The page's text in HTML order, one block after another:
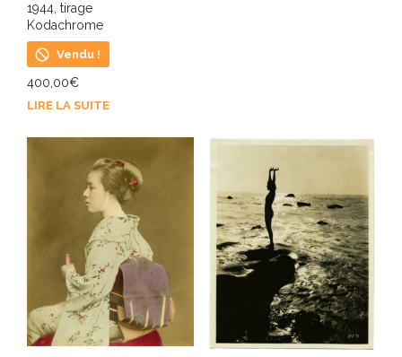
1944, tirage
Kodachrome
Vendu !
400,00€
LIRE LA SUITE